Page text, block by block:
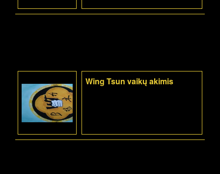
Wing Tsun vaikų akimis